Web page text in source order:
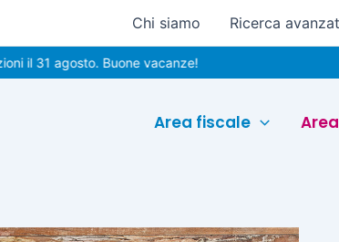
Chi siamo Ricerca
il 31 agosto. Buone vacanze!
Area fiscale